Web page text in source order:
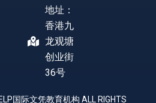
地址：
香港九
龙观塘
创业街
36号
国际文凭教育机构 ALL RIGHTS